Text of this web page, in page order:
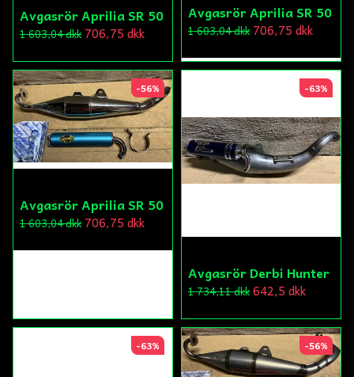
Avgasrör Aprilia SR 50
1 603,04 dkk 706,75 dkk
Avgasrör Aprilia SR 50
1 603,04 dkk 706,75 dkk
Avgasrör Aprilia SR 50
1 603,04 dkk 706,75 dkk
-56%
Avgasrör Derbi Hunter
1 734,11 dkk642,5 dkk
-63%
-63% -56%